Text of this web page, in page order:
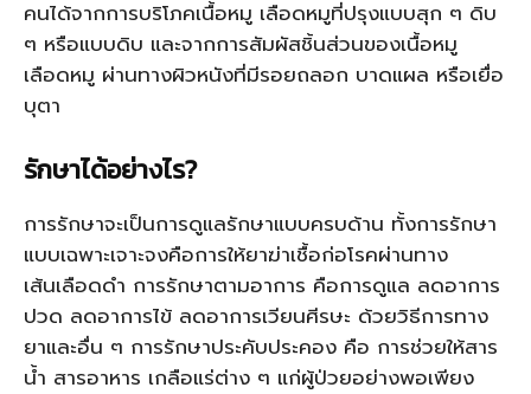
คนได้จากการบริโภคเนื้อหมู เลือดหมูที่ปรุงแบบสุก ๆ ดิบ
ๆ หรือแบบดิบ และจากการสัมผัสชิ้นส่วนของเนื้อหมู
เลือดหมู ผ่านทางผิวหนังที่มีรอยถลอก บาดแผล หรือเยื่อ
บุตา
รักษาได้อย่างไร?
การรักษาจะเป็นการดูแลรักษาแบบครบด้าน ทั้งการรักษา
แบบเฉพาะเจาะจงคือการให้ยาฆ่าเชื้อก่อโรคผ่านทาง
เส้นเลือดดำ การรักษาตามอาการ คือการดูแล ลดอาการ
ปวด ลดอาการไข้ ลดอาการเวียนศีรษะ ด้วยวิธีการทาง
ยาและอื่น ๆ การรักษาประคับประคอง คือ การช่วยให้สาร
น้ำ สารอาหาร เกลือแร่ต่าง ๆ แก่ผู้ป่วยอย่างพอเพียง